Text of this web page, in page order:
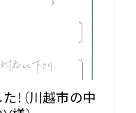
！（川越市の中